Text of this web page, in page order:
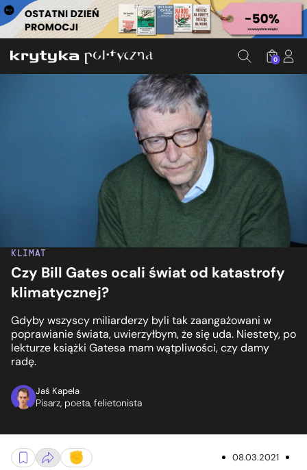
0
KLIMAT
Czy Bill Gates ocali świat od katastrofy
klimatycznej?
Gdyby wszyscy miliarderzy byli tak zaangażowani w
poprawianie świata, uwierzyłbym, że się uda. Niestety, po
lekturze książki Gatesa mam wątpliwości, czy damy
radę.
Jaś Kapela
Pisarz, poeta, felietonista
08.03.2021